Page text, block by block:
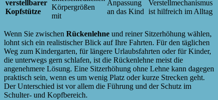
verstellbarer
Kopfstütze
Körpergrößen
mit
Anpassung
an das Kind
Verstellmechanismus
ist hilfreich im Alltag
Wenn Sie zwischen Rückenlehne und reiner Sitzerhöhung wählen,
lohnt sich ein realistischer Blick auf Ihre Fahrten. Für den täglichen
Weg zum Kindergarten, für längere Urlaubsfahrten oder für Kinder,
die unterwegs gern schlafen, ist die Rückenlehne meist die
angenehmere Lösung. Eine Sitzerhöhung ohne Lehne kann dagegen
praktisch sein, wenn es um wenig Platz oder kurze Strecken geht.
Der Unterschied ist vor allem die Führung und der Schutz im
Schulter- und Kopfbereich.